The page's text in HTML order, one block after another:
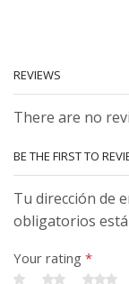
REVIEWS
There are no
BE THE FIRST TO
Tu dirección de
obligatorios
Your rating *